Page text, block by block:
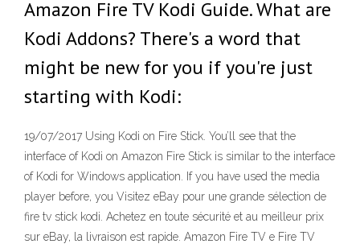
Amazon Fire TV Kodi Guide. What are
Kodi Addons? There's a word that
might be new for you if you're just
starting with Kodi:
19/07/2017 Using Kodi on Fire Stick. You’ll see that the
interface of Kodi on Amazon Fire Stick is similar to the interface
of Kodi for Windows application. If you have used the media
player before, you Visitez eBay pour une grande sélection de
fire tv stick kodi. Achetez en toute sécurité et au meilleur prix
sur eBay, la livraison est rapide. Amazon Fire TV e Fire TV